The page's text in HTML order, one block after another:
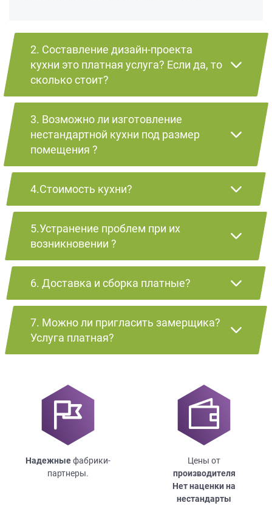
2. Составление дизайн-проекта
кухни это платная услуга? Если да, то
сколько стоит?
3. Возможно ли изготовление
нестандартной кухни под размер
помещения ?
4.Стоимость кухни?
5.Устранение проблем при их
возникновении ?
6. Доставка и сборка платные?
7. Можно ли пригласить замерщика?
Услуга платная?
Надежныефабрики-
партнеры.
Цены от
производителя
Нет наценки на
нестандарты